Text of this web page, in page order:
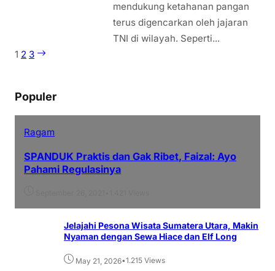
mendukung ketahanan pangan
terus digencarkan oleh jajaran
TNI di wilayah. Seperti...
1 2 3
Populer
Ragam
SPANDUK Praktis dan Gak Ribet, Faizal: Ayo
Pahami Regulasinya
Jelajahi Pesona Wisata Sumatera Utara, Makin
Nyaman dengan Sewa Hiace dan Elf Long
May 21, 2026•1.215 Views